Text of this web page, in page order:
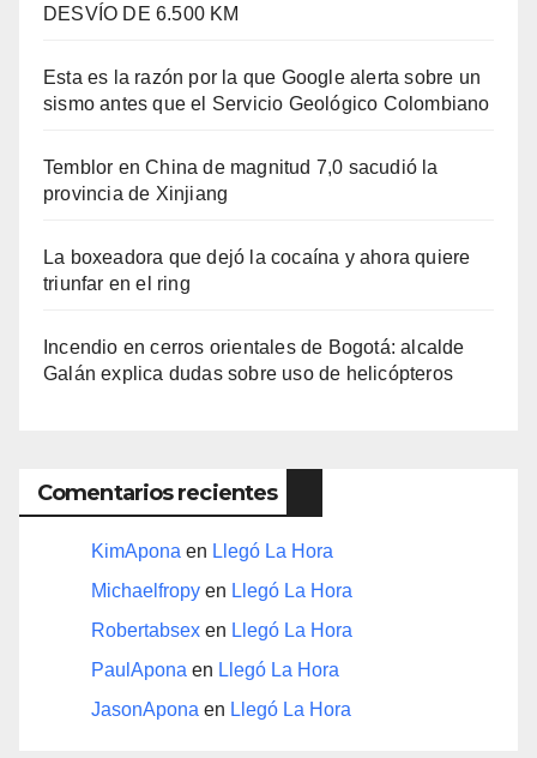
DESVÍO DE 6.500 KM
Esta es la razón por la que Google alerta sobre un
sismo antes que el Servicio Geológico Colombiano
Temblor en China de magnitud 7,0 sacudió la
provincia de Xinjiang
La boxeadora que dejó la cocaína y ahora quiere
triunfar en el ring​
Incendio en cerros orientales de Bogotá: alcalde
Galán explica dudas sobre uso de helicópteros
Comentarios recientes
KimApona en Llegó La Hora
Michaelfropy en Llegó La Hora
Robertabsex en Llegó La Hora
PaulApona en Llegó La Hora
JasonApona en Llegó La Hora